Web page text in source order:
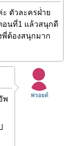
ตัวละครฝ่่าย
อนที่1 แล้วสนุกดี
พี่ต้องสนุกมาก
ฟรอยด์
พ